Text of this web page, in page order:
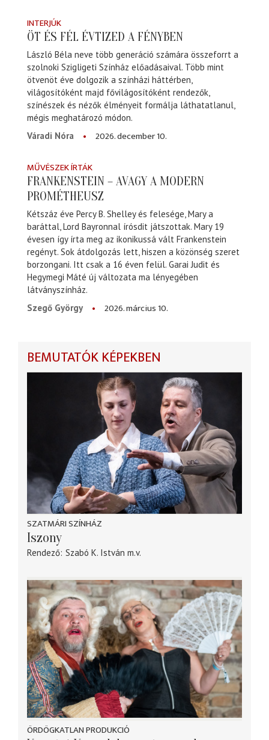
INTERJÚK
ÖT ÉS FÉL ÉVTIZED A FÉNYBEN
László Béla neve több generáció számára összeforrt a
szolnoki Szigligeti Színház előadásaival. Több mint
ötvenöt éve dolgozik a színházi háttérben,
világosítóként majd fővilágosítóként rendezők,
színészek és nézők élményeit formálja láthatatlanul,
mégis meghatározó módon.
Váradi Nóra
2026. december 10.
MŰVÉSZEK ÍRTÁK
FRANKENSTEIN – AVAGY A MODERN
PROMÉTHEUSZ
Kétszáz éve Percy B. Shelley és felesége, Mary a
baráttal, Lord Bayronnal írósdit játszottak. Mary 19
évesen így írta meg az ikonikussá vált Frankenstein
regényt. Sok átdolgozás lett, hiszen a közönség szeret
borzongani. Itt csak a 16 éven felül. Garai Judit és
Hegymegi Máté új változata ma lényegében
látványszínház.
Szegő György
2026. március 10.
BEMUTATÓK KÉPEKBEN
SZATMÁRI SZÍNHÁZ
Iszony
Rendező Szabó K. István m.v.
ÖRDÖGKATLAN PRODUKCIÓ